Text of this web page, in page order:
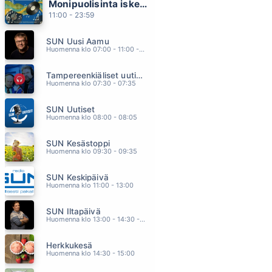
ANNAN KITARAN LAULAA VAAN
ESIRIPPU
PER VERS
KADUILLA TAMPEREEN (Vain elämää kausi 13)
Monipuolisinta iskelmää ja parasta poppia
11:00 - 23:59
SUN Uusi Aamu
Huomenna klo 07:00 - 11:00 - Studiossa: Kimmo Hoivassilta
Tampereenkiäliset uutiset
Huomenna klo 07:30 - 07:35
SUN Uutiset
Huomenna klo 08:00 - 08:05
SUN Kesästoppi
Huomenna klo 09:30 - 09:35
SUN Keskipäivä
Huomenna klo 11:00 - 13:00
SUN Iltapäivä
Huomenna klo 13:00 - 14:30 - Studiossa: Kaisu Lämsä
Herkkukesä
Huomenna klo 14:30 - 15:00